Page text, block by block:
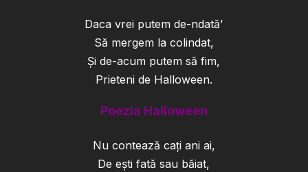
Daca vrei putem de-ndată’
Să mergem la colindat,
Și de-acum putem să fim,
Prieteni de Halloween.
Poezia Halloween
Nu contează cați ani ai,
De ești fată sau băiat,